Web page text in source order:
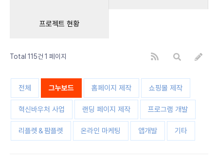
프로젝트 현황
Total 115건 1 페이지
전체 그누보드 홈페이지 제작 쇼핑몰 제작
혁신바우처 사업 랜딩 페이지 제작 프로그램 개발
리플렛＆팜플렛 온라인 마케팅 앱개발 기타